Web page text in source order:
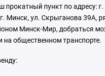
прокатный пункт по адресу:
Минск, ул. Скрыганова 39А,
Минск-Мир, добраться
на общественном транспорте.